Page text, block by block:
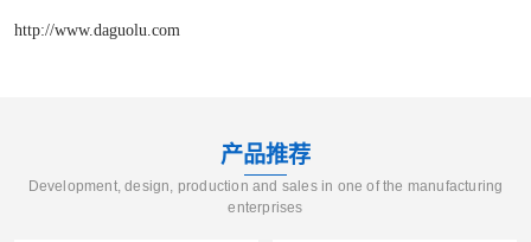
http://www.daguolu.com
产品推荐
Development, design, production and sales in one of the manufacturing
enterprises